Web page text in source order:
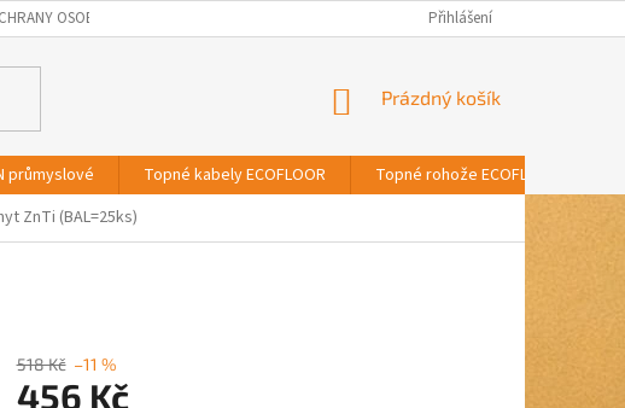
OSOBNÍCH ÚDAJŮ Přihlášení
NÁKUPNÍ
Prázdný košík
průmyslové Topné kabely ECOFLOOR Topné rohože ECOFLOOR
ZnTi (BAL=25ks)
518 Kč –11 %
456 Kč